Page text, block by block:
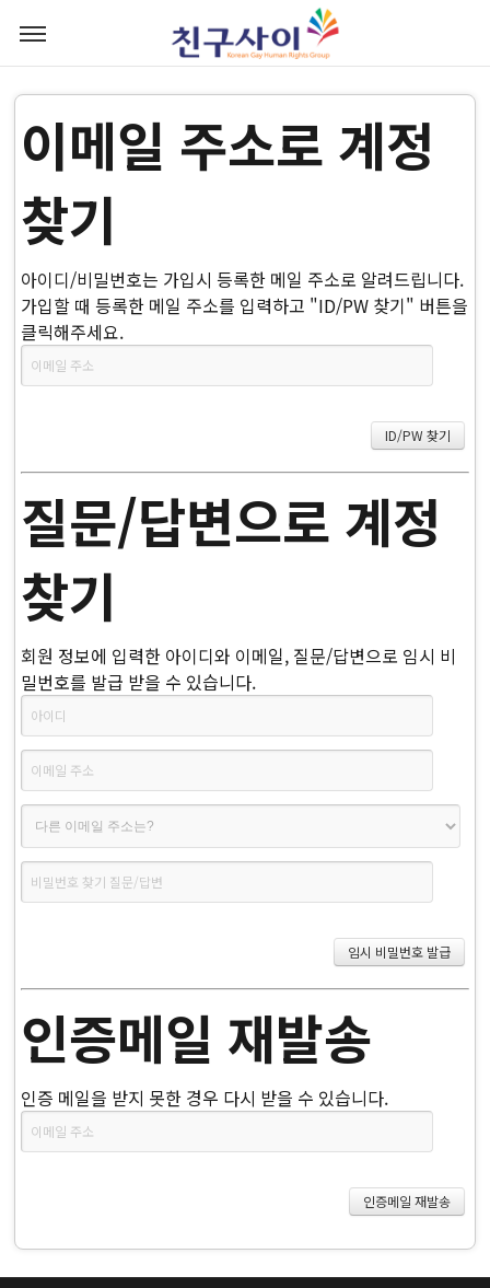
이메일 주소로 계정
찾기
아이디/비밀번호는 가입시 등록한 메일 주소로 알려드립니다.
가입할 때 등록한 메일 주소를 입력하고 "ID/PW 찾기" 버튼을
클릭해주세요.
질문/답변으로 계정
찾기
회원 정보에 입력한 아이디와 이메일, 질문/답변으로 임시 비
밀번호를 발급 받을 수 있습니다.
인증메일 재발송
인증 메일을 받지 못한 경우 다시 받을 수 있습니다.